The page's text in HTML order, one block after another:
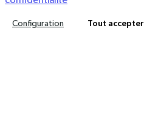
Mentions légales
Configuration Tout accepter